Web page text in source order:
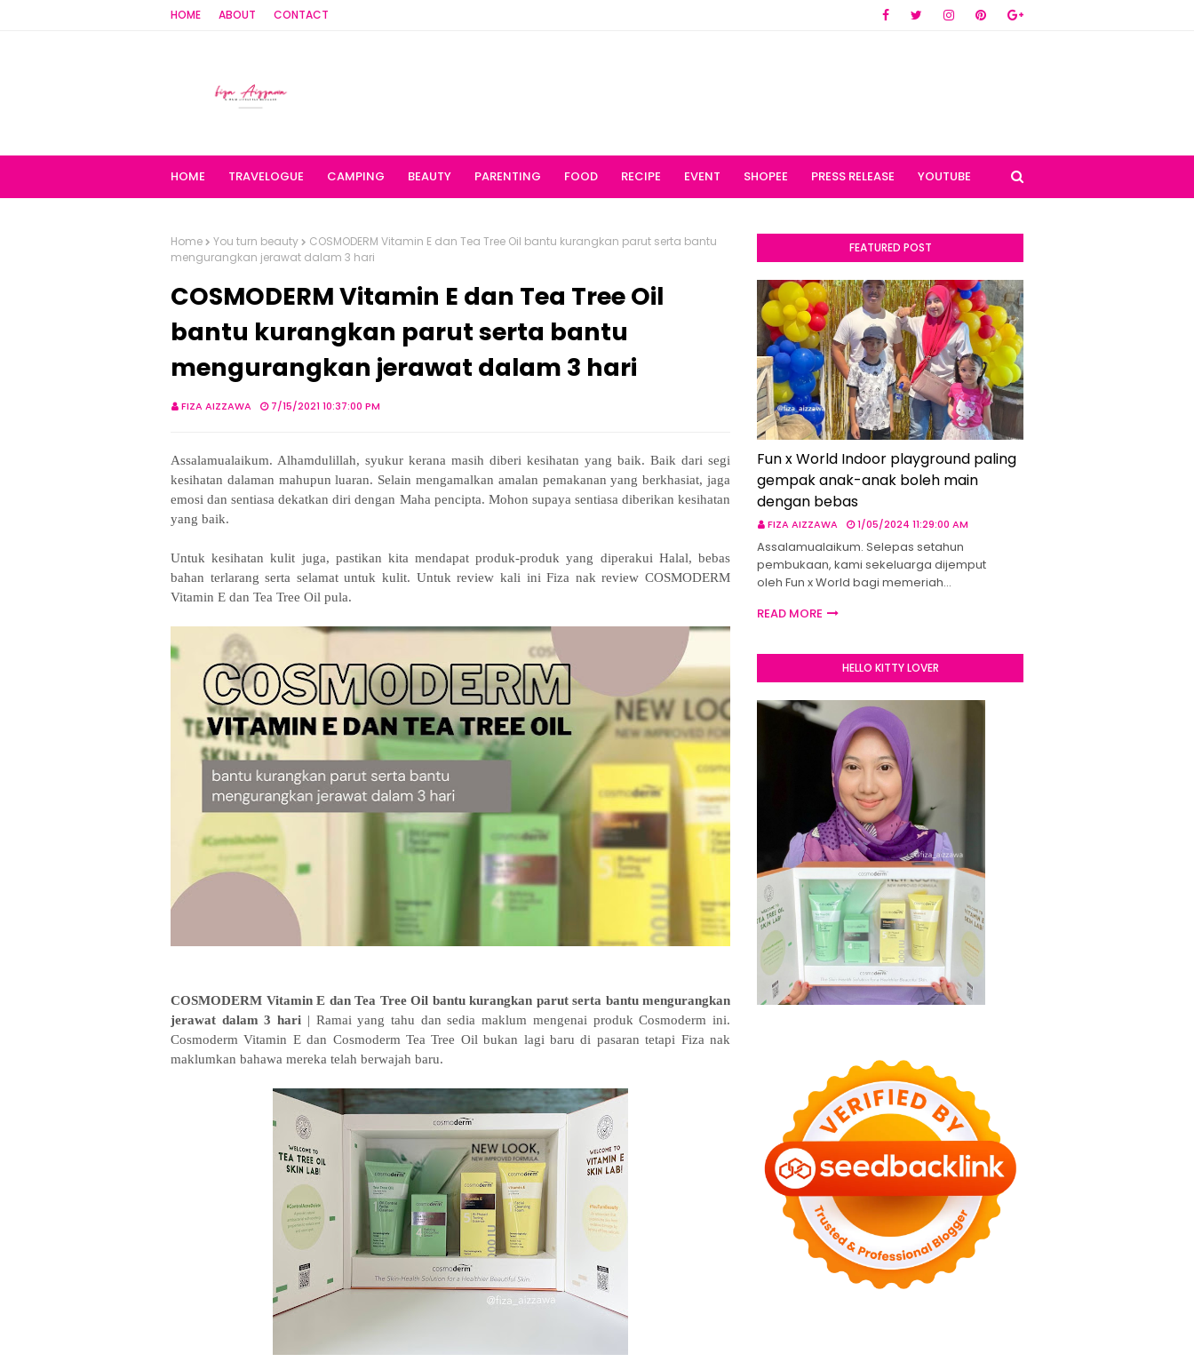
HOME ABOUT CONTACT
HOME TRAVELOGUE CAMPING BEAUTY PARENTING FOOD RECIPE EVENT SHOPEE PRESS RELEASE YOUTUBE
Home You turn beauty
COSMODERM Vitamin E dan Tea Tree Oil bantu kurangkan parut serta bantu
mengurangkan jerawat dalam 3 hari
COSMODERM Vitamin E dan Tea Tree Oil
bantu kurangkan parut serta bantu
mengurangkan jerawat dalam 3 hari
FIZA AIZZAWA 7/15/2021 10:37:00 PM
Assalamualaikum. Alhamdulillah, syukur kerana masih diberi kesihatan yang baik. Baik dari segi
kesihatan dalaman mahupun luaran. Selain mengamalkan amalan pemakanan yang berkhasiat, jaga
emosi dan sentiasa dekatkan diri dengan Maha pencipta. Mohon supaya sentiasa diberikan kesihatan
yang baik.
Untuk kesihatan kulit juga, pastikan kita mendapat produk-produk yang diperakui Halal, bebas
bahan terlarang serta selamat untuk kulit. Untuk review kali ini Fiza nak review COSMODERM
Vitamin E dan Tea Tree Oil pula.
COSMODERM Vitamin E dan Tea Tree Oil bantu kurangkan parut serta bantu mengurangkan
jerawat dalam 3 hari | Ramai yang tahu dan sedia maklum mengenai produk Cosmoderm ini.
Cosmoderm Vitamin E dan Cosmoderm Tea Tree Oil bukan lagi baru di pasaran tetapi Fiza nak
maklumkan bahawa mereka telah berwajah baru.
FEATURED POST
Fun x World Indoor playground paling
gempak anak-anak boleh main
dengan bebas
FIZA AIZZAWA 1/05/2024 11:29:00 AM
Assalamualaikum. Selepas setahun
pembukaan, kami sekeluarga dijemput
oleh Fun x World bagi memeriah…
READ MORE
HELLO KITTY LOVER